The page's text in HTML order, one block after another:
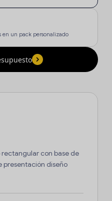
un pack personalizado
con base de
presentación diseño